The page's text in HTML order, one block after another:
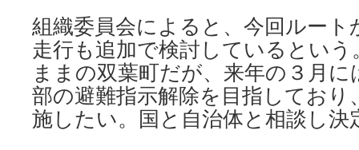
組織委員会によると、今回ルー
走行も追加で検討しているとい
ままの双葉町だが、来年の３月
部の避難指示解除を目指しており
施したい。国と自治体と相談し